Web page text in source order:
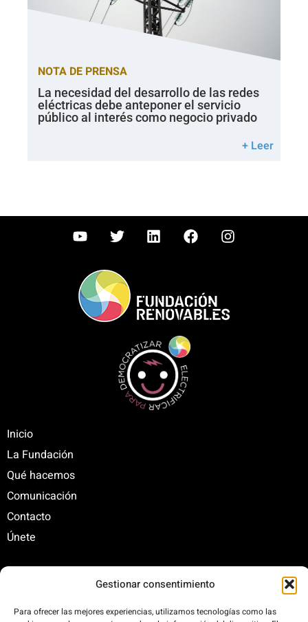
Gestionar consentimiento
Para ofrecer las mejores experiencias, utilizamos tecnologías como las
NOTA DE PRENSA
La necesidad del desarrollo de las redes
eléctricas debe anteponer el servicio
público al interés como negocio privado
+ Leer
Inicio
La Fundación
Qué hacemos
Comunicación
Contacto
Únete
C/ Santa Engracia, 108. 5º Interior. Izda. 28003
+34 625 47 42 11